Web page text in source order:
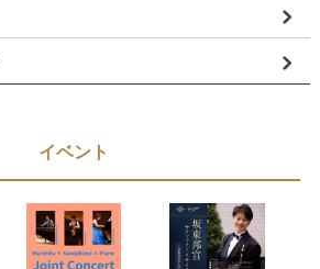
イベント